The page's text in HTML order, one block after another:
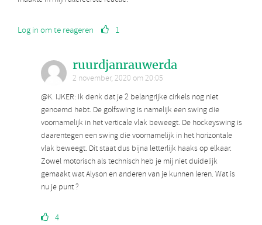
Log in om te reageren 1
ruurdjanrauwerda
2 november, 2020 om 20:05
@K. IJKER: Ik denk dat je 2 belangrIjke cirkels nog niet
genoemd hebt. De golfswing is namelijk een swing die
voornamelijk in het verticale vlak beweegt. De hockeyswing is
daarentegen een swing die voornamelijk in het horizontale
vlak beweegt. Dit staat dus bijna letterlijk haaks op elkaar.
Zowel motorisch als technisch heb je mij niet duidelijk
gemaakt wat Alyson en anderen van je kunnen leren. Wat is
nu je punt ?
4